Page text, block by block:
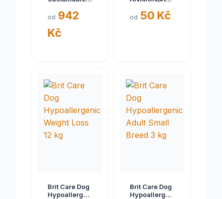
od 942
Kč
senior telecí
od 50 Kč
Brit Care Dog
Hypoallergenic
Brit Care Dog
Hypoallergenic